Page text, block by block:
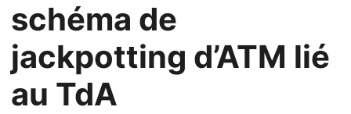
schéma de
jackpotting d’ATM lié
au TdA